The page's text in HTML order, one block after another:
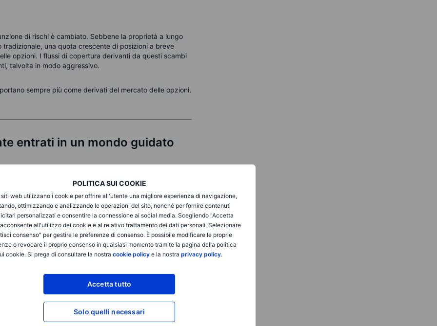
POLITICA SUI COOKIE
siti web utilizzano i cookie per offrire all'utente una migliore esperienza di navigazione,
ottimizzando e analizzando le operazioni del sito, nonché per fornire contenuti
personalizzati e consentire la connessione ai social media. Scegliendo "Accetta
all'utilizzo dei cookie e al relativo trattamento dei dati personali. Selezionare
consenso" per gestire le preferenze di consenso. È possibile modificare le proprie
o revocare il proprio consenso in qualsiasi momento tramite la pagina della politica
cookie. Si prega di consultare la nostra cookie policye la nostra privacy policy.
Accetta tutto
Solo quelli necessari
di rischi è cambiato. Sebbene la proprietà a lungo
una quota crescente di posizioni a breve
opzioni. I flussi di copertura derivanti da questi scambi
talvolta in modo aggressivo.
sempre più come derivati del mercato delle opzioni,
entrati in un mondo guidato
hanno trasformato la struttura del mercato:
I fondi indicizzati e gli ETF ora rappresentano una larga
non durante la giornata, il che significa
di ora in ora.
indici, le opzioni su singole azioni e i contratti di
giorno) ora vengono scambiati su larga scala. In
scambiato nelle opzioni su indici può competere o